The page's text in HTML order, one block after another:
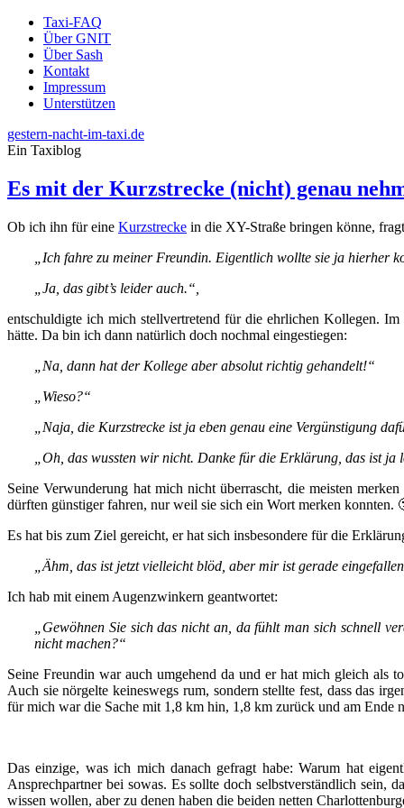
Taxi-FAQ
Über GNIT
Über Sash
Kontakt
Impressum
Unterstützen
gestern-nacht-im-taxi.de
Ein Taxiblog
Es mit der Kurzstrecke (nicht) genau
Ob ich ihn für eine Kurzstrecke in die XY-Straße bringen könne,
„Ich fahre zu meiner Freundin. Eigentlich wollte sie ja hierher
„Ja, das gibt’s leider auch.“,
entschuldigte ich mich stellvertretend für die ehrlichen Kollegen.
hätte. Da bin ich dann natürlich doch nochmal eingestiegen:
„Na, dann hat der Kollege aber absolut richtig gehandelt!“
„Wieso?“
„Naja, die Kurzstrecke ist ja eben genau eine Vergünstigung
„Oh, das wussten wir nicht. Danke für die Erklärung, das ist ja
Seine Verwunderung hat mich nicht überrascht, die meisten
dürften günstiger fahren, nur weil sie sich ein Wort merken konnten.
Es hat bis zum Ziel gereicht, er hat sich insbesondere für die
„Ähm, das ist jetzt vielleicht blöd, aber mir ist gerade
Ich hab mit einem Augenzwinkern geantwortet:
„Gewöhnen Sie sich das nicht an, da fühlt man sich schnell
nicht machen?“
Seine Freundin war auch umgehend da und er hat mich gleich als
Auch sie nörgelte keineswegs rum, sondern stellte fest, dass das
für mich war die Sache mit 1,8 km hin, 1,8 km zurück und am
Das einzige, was ich mich danach gefragt habe: Warum hat
Ansprechpartner bei sowas. Es sollte doch selbstverständlich sein,
wissen wollen, aber zu denen haben die beiden netten